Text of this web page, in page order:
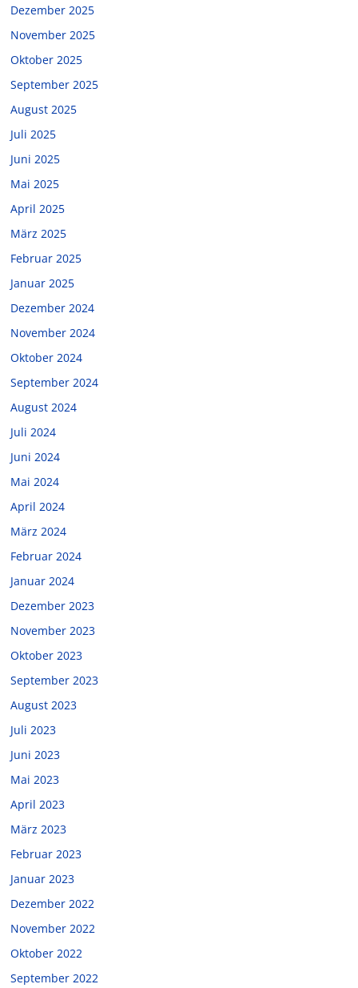
Dezember 2025
November 2025
Oktober 2025
September 2025
August 2025
Juli 2025
Juni 2025
Mai 2025
April 2025
März 2025
Februar 2025
Januar 2025
Dezember 2024
November 2024
Oktober 2024
September 2024
August 2024
Juli 2024
Juni 2024
Mai 2024
April 2024
März 2024
Februar 2024
Januar 2024
Dezember 2023
November 2023
Oktober 2023
September 2023
August 2023
Juli 2023
Juni 2023
Mai 2023
April 2023
März 2023
Februar 2023
Januar 2023
Dezember 2022
November 2022
Oktober 2022
September 2022